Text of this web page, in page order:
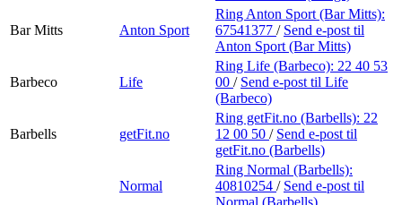
Bar Mitts Anton Sport
Ring Anton Sport (Bar Mitts):
67541377 / Send e-post til
Anton Sport (Bar Mitts)
Barbeco Life
Ring Life (Barbeco): 22 40 53
00 / Send e-post til Life
(Barbeco)
Barbells getFit.no
Ring getFit.no (Barbells): 22
12 00 50 / Send e-post til
getFit.no (Barbells)
Normal
Ring Normal (Barbells):
40810254 / Send e-post til
Normal (Barbells)